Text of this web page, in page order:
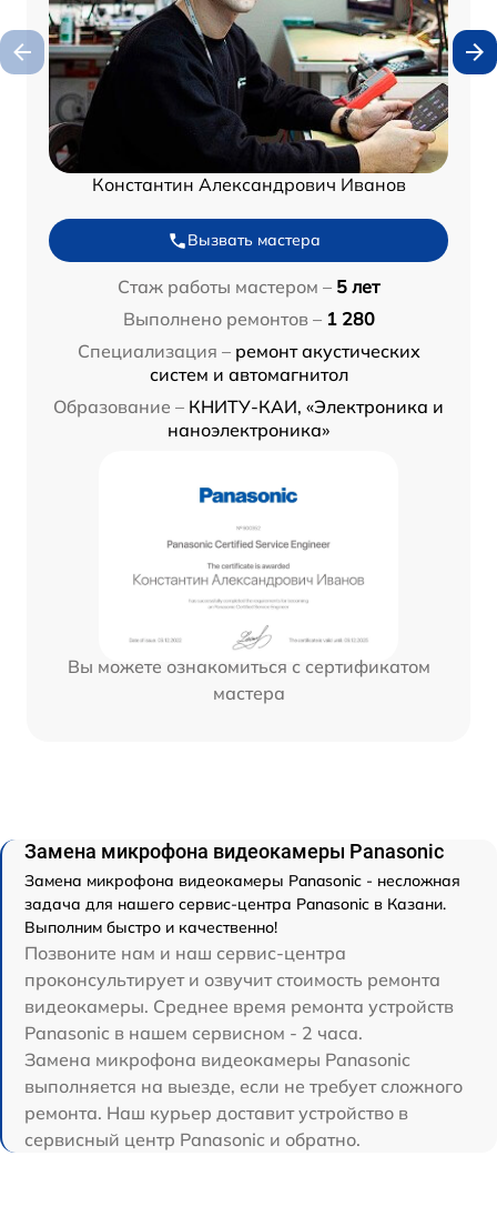
Константин Александрович Иванов
Вызвать мастера
Стаж работы мастером – 5 лет
Выполнено ремонтов – 1 280
Специализация – ремонт акустических
систем и автомагнитол
Образование – КНИТУ-КАИ, «Электроника и
наноэлектроника»
Вы можете ознакомиться с сертификатом
мастера
Замена микрофона видеокамеры Panasonic
Замена микрофона видеокамеры Panasonic - несложная
задача для нашего сервис-центра Panasonic в Казани.
Выполним быстро и качественно!
Позвоните нам и наш сервис-центра
проконсультирует и озвучит стоимость ремонта
видеокамеры. Среднее время ремонта устройств
Panasonic в нашем сервисном - 2 часа.
Замена микрофона видеокамеры Panasonic
выполняется на выезде, если не требует сложного
ремонта. Наш курьер доставит устройство в
сервисный центр Panasonic и обратно.